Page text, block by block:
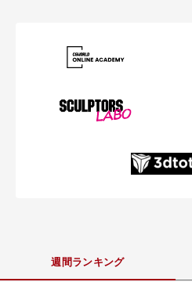
週間ランキング